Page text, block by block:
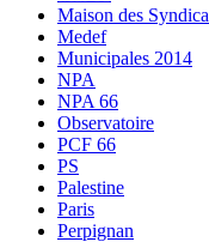
Maison des
Medef
Municipales 2014
NPA
NPA 66
Observatoire
PCF 66
PS
Palestine
Paris
Perpignan